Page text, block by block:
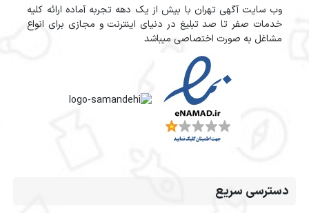
وب سایت آگهی تهران با بیش از یک دهه تجربه آماده ارائه کلیه
خدمات صفر تا صد تبلیغ در دنیای اینترنت و مجازی برای انواع
مشاغل به صورت اختصاصی میباشد
دسترسی سریع